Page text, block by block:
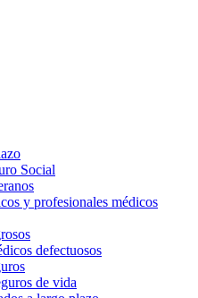
Social
y profesionales médicos
defectuosos
de vida